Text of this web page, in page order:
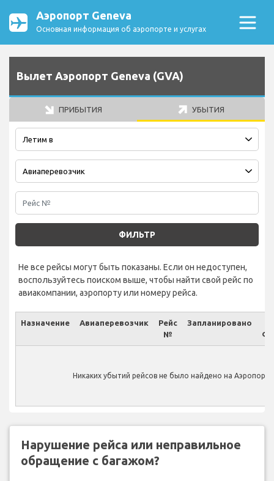
Аэропорт Geneva
Основная информация об аэропорте и услугах
Вылет Аэропорт Geneva (GVA)
ПРИБЫТИЯ УБЫТИЯ
ФИЛЬТР
Не все рейсы могут быть показаны. Если он недоступен,
воспользуйтесь поиском выше, чтобы найти свой рейс по
авиакомпании, аэропорту или номеру рейса.
Назначение Авиаперевозчик
Рейс
№
Запланировано
Никаких убытий рейсов не было найдено на Аэропорт
Нарушение рейса или неправильное
обращение с багажом?